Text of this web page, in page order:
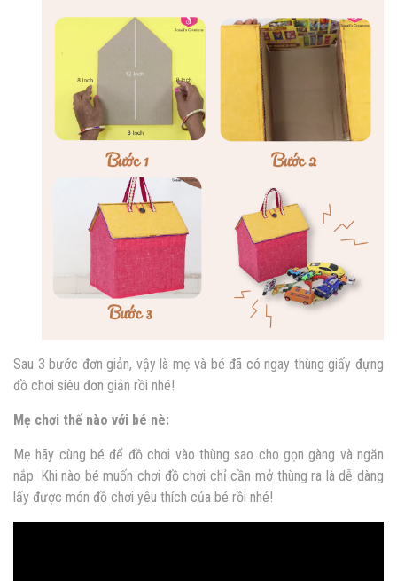
Sau 3 bước đơn giản, vậy là mẹ và bé đã có ngay thùng giấy đựng
đồ chơi siêu đơn giản rồi nhé!
Mẹ chơi thế nào với bé nè:
Mẹ hãy cùng bé để đồ chơi vào thùng sao cho gọn gàng và ngăn
nắp. Khi nào bé muốn chơi đồ chơi chỉ cần mở thùng ra là dễ dàng
lấy được món đồ chơi yêu thích của bé rồi nhé!